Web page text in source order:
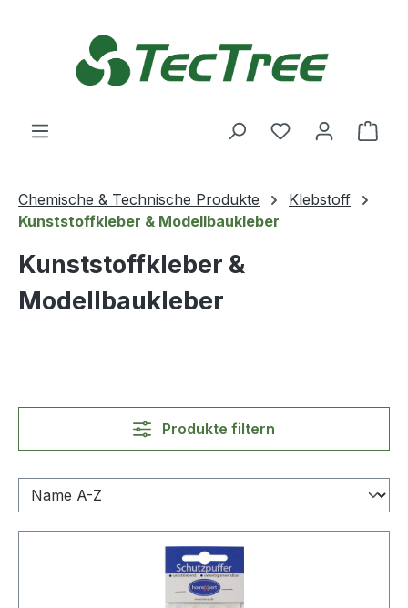
Du hast 0
Chemische & Technische Produkte
Klebstoff
Kunststoffkleber & Modellbaukleber
Kunststoffkleber &
Modellbaukleber
Produkte filtern